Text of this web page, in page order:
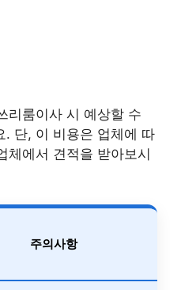
리룸이사 시 예상할 수
. 단, 이 비용은 업체에 따
체에서 견적을 받아보시
주의사항